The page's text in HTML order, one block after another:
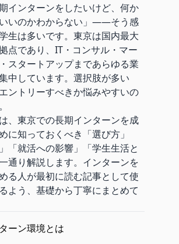
インターンをしたいけど、何か
いのかわからない」——そう感
生は多いです。東京は国内最大
点であり、IT・コンサル・マー
スタートアップまであらゆる業
中しています。選択肢が多い
ントリーすべきか悩みやすいの
、東京での長期インターンを成
に知っておくべき「選び方」
「就活への影響」「学生生活と
通り解説します。インターンを
る人が最初に読む記事として使
よう、基礎から丁寧にまとめて
ーン環境とは